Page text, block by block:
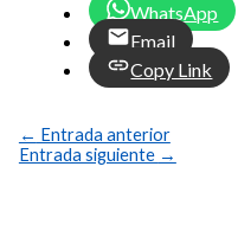
WhatsApp
Email
Copy Link
← Entrada anterior
Entrada siguiente →